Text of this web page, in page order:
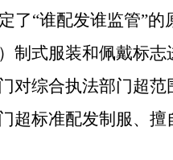
了“谁配发谁监管”
制式服装和佩戴标
对综合执法部门超
超标准配发制服、